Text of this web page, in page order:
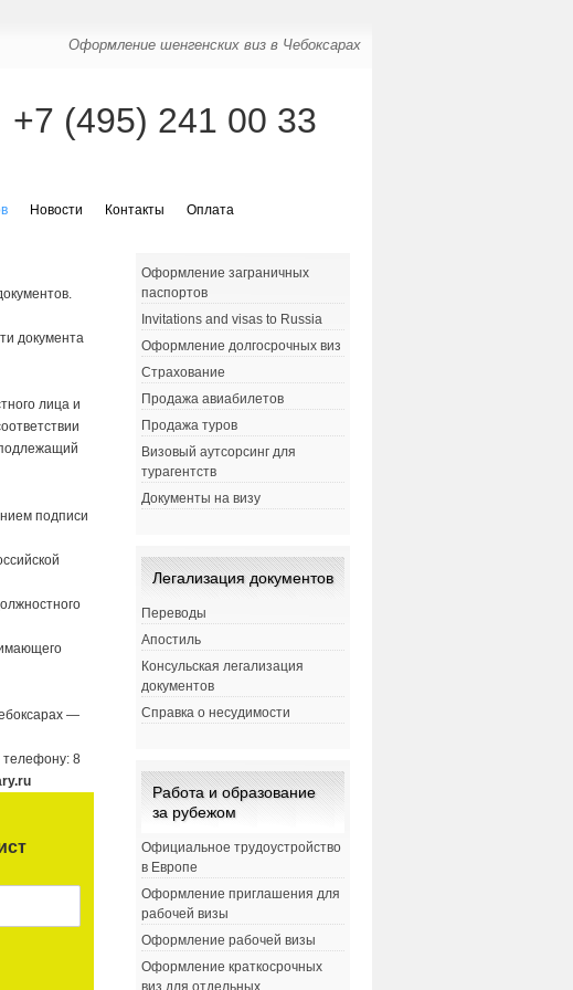
Оформление шенгенских виз в Чебоксарах
+7 (495) 241 00 33
Новости Контакты Оплата
документа
лица и
подписи
—
телефону: 8
Оформление заграничных
паспортов
Invitations and visas to Russia
Оформление долгосрочных виз
Страхование
Продажа авиабилетов
Продажа туров
Визовый аутсорсинг для
турагентств
Документы на визу
Легализация документов
Переводы
Апостиль
Консульская легализация
документов
Справка о несудимости
Работа и образование
за рубежом
Официальное трудоустройство
в Европе
Оформление приглашения для
рабочей визы
Оформление рабочей визы
Оформление краткосрочных